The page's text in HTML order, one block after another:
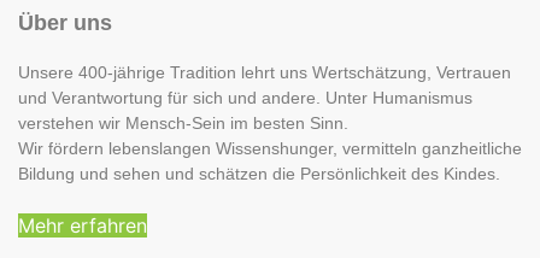
Über uns
Unsere 400-jährige Tradition lehrt uns Wertschätzung, Vertrauen
und Verantwortung für sich und andere. Unter Humanismus
verstehen wir Mensch-Sein im besten Sinn.
Wir fördern lebenslangen Wissenshunger, vermitteln ganzheitliche
Bildung und sehen und schätzen die Persönlichkeit des Kindes.
Mehr erfahren